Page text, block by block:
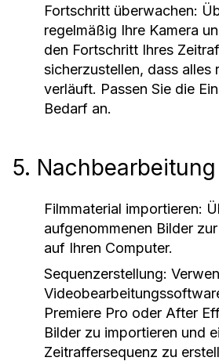
Fortschritt überwachen:
regelmäßig Ihre Kamera
den Fortschritt Ihres
sicherzustellen, dass alles
verläuft. Passen Sie die
Bedarf an.
5. Nachbearbeitung
Filmmaterial importieren:
aufgenommenen Bilder
auf Ihren Computer.
Sequenzerstellung:
Premiere Pro oder After
Bilder zu importieren und
Zeitraffersequenz zu